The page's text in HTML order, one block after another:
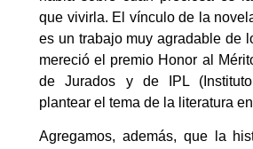
que vivirla. El vínculo de la
es un trabajo muy agradable de
mereció el premio Honor al
de Jurados y de IPL
plantear el tema de la literatura
Agregamos, además, que la